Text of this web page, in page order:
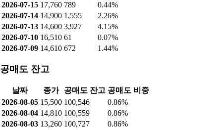
2026-07-15 17,760 789
0.44%
2026-07-14 14,900 1,555
2.26%
2026-07-13 14,600 3,927
4.15%
2026-07-10 16,510 61
0.07%
2026-07-09 14,610 672 1.44%
공매도 잔고
날짜 종가 공매도 잔고 공매도 비중
2026-08-05 15,500 100,546
0.86%
2026-08-04 14,810 100,559
0.86%
2026-08-03 13,260 100,727
0.86%